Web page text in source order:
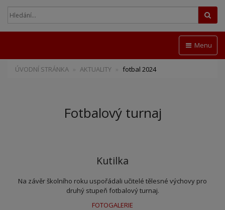
Menu
ÚVODNÍ STRÁNKA AKTUALITY fotbal 2024
Fotbalový turnaj
Kutilka
Na závěr školního roku uspořádali učitelé tělesné výchovy pro
druhý stupeň fotbalový turnaj.
FOTOGALERIE